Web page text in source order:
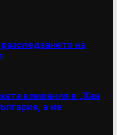
на
компания в „Хан
а не